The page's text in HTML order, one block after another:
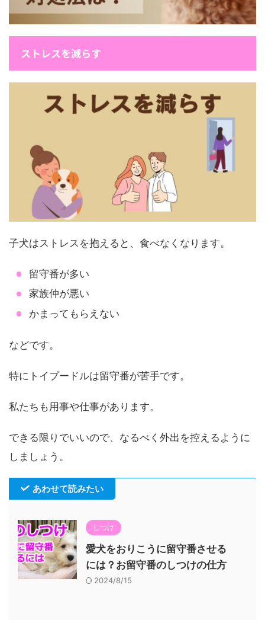
ストレスを減らす
子犬はストレスを抱えると、食べなくなります。
留守番が多い
家族仲が悪い
かまってもらえない
などです。
特にトイプードルは留守番が苦手です。
私たちも用事や仕事があります。
できる限りでいいので、なるべく外出を控えるように
しましょう。
あわせて読みたい
しつけ
愛犬をおりこうに留守番させる
には？お留守番のしつけの仕方
2024/8/15